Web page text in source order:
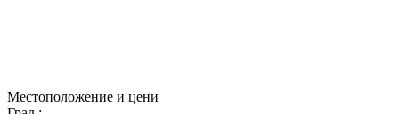
Местоположение и цени